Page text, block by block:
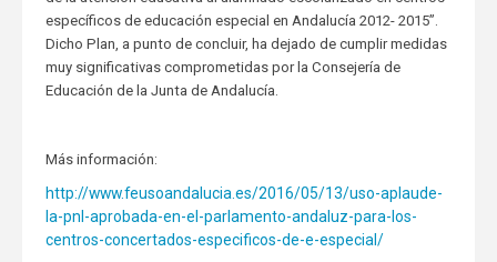
específicos de educación especial en Andalucía 2012- 2015”.
Dicho Plan, a punto de concluir, ha dejado de cumplir medidas
muy significativas comprometidas por la Consejería de
Educación de la Junta de Andalucía.
Más información:
http://www.feusoandalucia.es/2016/05/13/uso-aplaude-
la-pnl-aprobada-en-el-parlamento-andaluz-para-los-
centros-concertados-especificos-de-e-especial/